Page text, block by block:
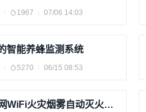
1967 07/06 14:03
智能养蜂监测系统
5270 06/15 08:53
基于STM32物联网WiFi火灾烟雾自动灭火报警器Proteus仿真+代码+报告+视频